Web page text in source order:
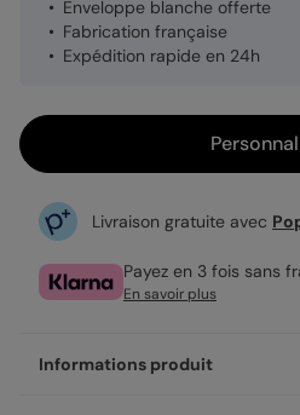
Enveloppe blanche offerte
Fabrication française
Expédition rapide en 24h
Livraison gratuite avec
Payez en 3 fois sans
En savoir plus
Informations produit